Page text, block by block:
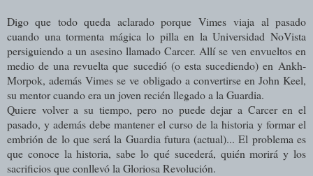
Digo que todo queda aclarado porque Vimesviaja al pasado
cuando una tormenta mágica lo pilla en la Universidad NoVista
persiguiendo a un asesino llamado Carcer. Allí se ven envueltos en
medio de una revuelta que sucedió (o esta sucediendo) en Ankh-
Morpok, además Vimes se ve obligado a convertirse en John Keel,
su mentor cuando era un joven recién llegado a la Guardia.
Quiere volver a su tiempo, pero no puede dejar a Carcer en el
pasado, y además debe mantener el curso de la historia y formar el
embrión de lo que será la Guardia futura (actual)... El problema es
que conoce la historia, sabe lo qué sucederá, quién morirá y los
sacrificios que conllevó la Gloriosa Revolución.